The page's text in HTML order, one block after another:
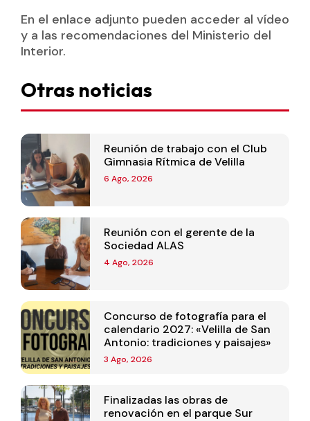
En el enlace adjunto pueden acceder al vídeo
y a las recomendaciones del Ministerio del
Interior.
Otras noticias
Reunión de trabajo con el Club
Gimnasia Rítmica de Velilla
6 Ago, 2026
Reunión con el gerente de la
Sociedad ALAS
4 Ago, 2026
Concurso de fotografía para el
calendario 2027: «Velilla de San
Antonio: tradiciones y paisajes»
3 Ago, 2026
Finalizadas las obras de
renovación en el parque Sur